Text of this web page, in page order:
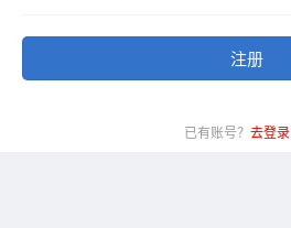
注册
已有账号？ 去登录